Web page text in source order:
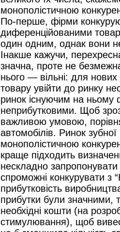
монополістичною
По-перше, фірми
диференційованими
один одним, однак вони
Інакше кажучи,
значна, проте не
нього — вільні: для
товару увійти до ринку
ринок існуючим на ньому
неприбутковими. Щоб
важливою умовою,
автомобілів. Ринок
монополістичною
краще підходить
нескладно
спроможні конкурувати з
прибутковість
прибутки були значними,
необхідні кошти (на
стимулювання), щоб